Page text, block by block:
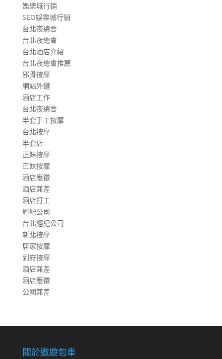
娛樂城行銷
SEO娛樂城行銷
台北夜總會
台北夜總會
台北酒店介紹
台北夜總會推薦
邪骨按摩
網站外鏈
酒店工作
台北夜總會
半套手工按摩
台北按摩
半套店
正妹按摩
正妹按摩
酒店應徵
酒店兼差
酒店打工
經紀公司
台北經紀公司
新北按摩
居家按摩
到府按摩
酒店兼差
酒店應徵
公關兼差
關於遨遊包車